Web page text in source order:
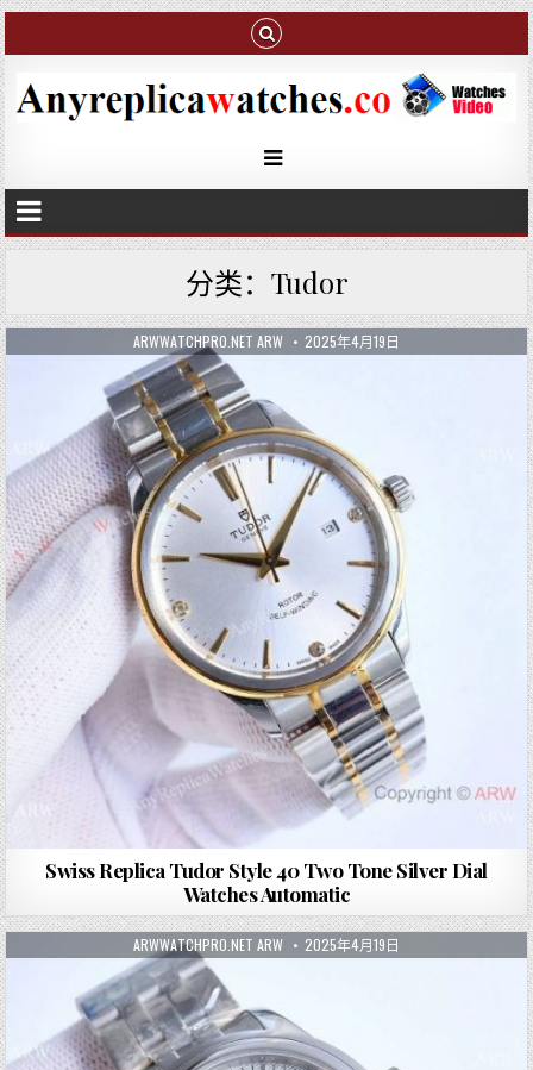
分类：Tudor
ARWWATCHPRO.NET ARW 2025年4月19日
Swiss Replica Tudor Style 40 Two Tone Silver Dial
Watches Automatic
ARWWATCHPRO.NET ARW 2025年4月19日